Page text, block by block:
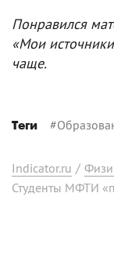
Понравился
«Мои
чаще.
Теги #
Indicator.ru /
Студенты МФТИ